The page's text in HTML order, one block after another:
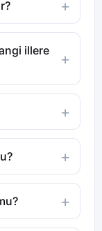
illere